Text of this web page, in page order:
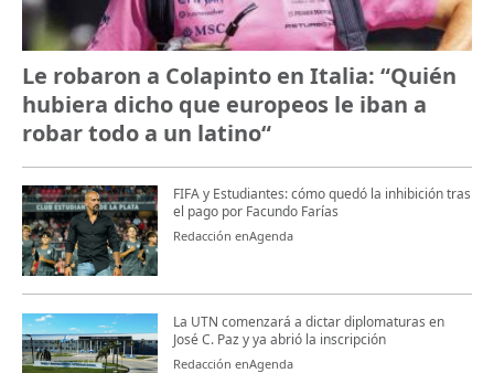
Le robaron a Colapinto en Italia: “Quién
hubiera dicho que europeos le iban a
robar todo a un latino“
FIFA y Estudiantes: cómo quedó la inhibición tras
el pago por Facundo Farías
Redacción enAgenda
La UTN comenzará a dictar diplomaturas en
José C. Paz y ya abrió la inscripción
Redacción enAgenda